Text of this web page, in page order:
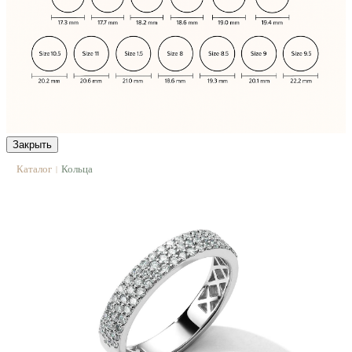
Закрыть
Каталог | Кольца